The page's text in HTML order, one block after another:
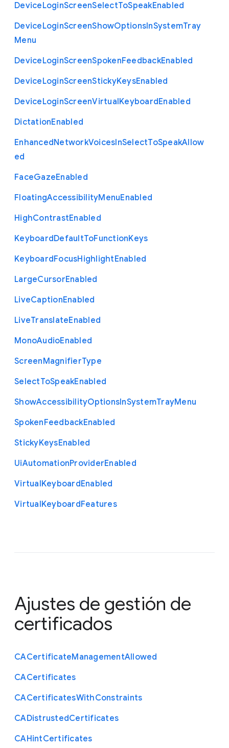
DeviceLoginScreenSelectToSpeakEnabled
DeviceLoginScreenShowOptionsInSystemTray
Menu
DeviceLoginScreenSpokenFeedbackEnabled
DeviceLoginScreenStickyKeysEnabled
DeviceLoginScreenVirtualKeyboardEnabled
DictationEnabled
EnhancedNetworkVoicesInSelectToSpeakAllow
ed
FaceGazeEnabled
FloatingAccessibilityMenuEnabled
HighContrastEnabled
KeyboardDefaultToFunctionKeys
KeyboardFocusHighlightEnabled
LargeCursorEnabled
LiveCaptionEnabled
LiveTranslateEnabled
MonoAudioEnabled
ScreenMagnifierType
SelectToSpeakEnabled
ShowAccessibilityOptionsInSystemTrayMenu
SpokenFeedbackEnabled
StickyKeysEnabled
UiAutomationProviderEnabled
VirtualKeyboardEnabled
VirtualKeyboardFeatures
Ajustes de gestión de
certificados
CACertificateManagementAllowed
CACertificates
CACertificatesWithConstraints
CADistrustedCertificates
CAHintCertificates